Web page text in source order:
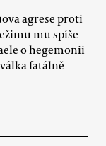
agrese proti
mu spíše
o hegemonii
fatálně